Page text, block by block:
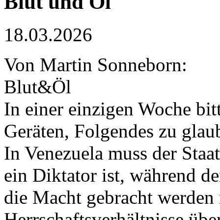
18.03.2026
Von Martin Sonneborn:
Blut&Öl
In einer einzigen Woche
Geräten, Folgendes zu
In Venezuela muss der
ein Diktator ist, während
die Macht gebracht werden